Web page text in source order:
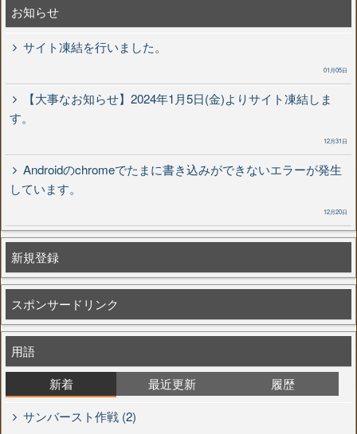
お知らせ
サイト凍結を行いました。
01月05日
【大事なお知らせ】2024年1月5日(金)よりサイト凍結しま
す。
12月31日
Androidのchromeでたまに書き込みができないエラーが発生
しています。
12月20日
新規登録
スポンサードリンク
用語
新着
最近更新
履歴
サンバースト作戦 (2)